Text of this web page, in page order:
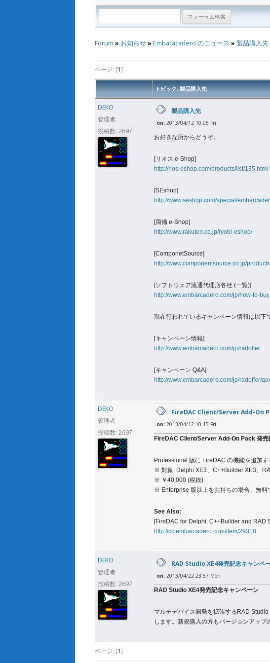
Forum » お知らせ» Embaracadero のニュース » 製品購入先
ページ: [1]
トピック: 製品購入先
DEKO
管理者
投稿数: 2697
製品購入先
on: 2013/04/12 10:05 Fri
お好きな所からどうぞ。
[リオス e-Shop]
http://rios-eshop.com/products/list/135.html
[SEshop]
http://www.seshop.com/special/
[両備 e-Shop]
http://www.rakuten.co.jp/ryobi-eshop/
[ComponetSource]
http://www.componentsource.co.jp/
[ソフトウェア流通代理店各社 (一覧)]
http://www.embarcadero.com/jp/how-to-buy
現在行われているキャンペーン情報は以下
[キャンペーン情報]
http://www.embarcadero.com/jp/radoffer
[キャンペーン Q&A]
http://www.embarcadero.com/jp/radoffer/
DEKO
管理者
投稿数: 2697
FireDAC Client/Server Add-On
on: 2013/04/12 10:15 Fri
FireDAC Client/Server Add-On Pack 発売
Professional 版に FireDAC の機能を追加す
※ 対象: Delphi XE3、C++Builder XE3、
※ ￥40,000 (税抜)
※ Enterprise 版以上をお持ちの場合、無料
See Also:
[FireDAC for Delphi, C++Builder and RAD
http://cc.embarcadero.com/item/29318
DEKO
管理者
投稿数: 2697
RAD Studio XE4発売記念キャンペ
on: 2013/04/22 23:57 Mon
RAD Studio XE4発売記念キャンペーン
マルチデバイス開発を拡張するRAD
します。新規購入の方もバージョンアップ
ページ: [1]